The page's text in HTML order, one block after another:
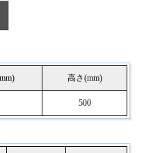
高さ(mm)
500